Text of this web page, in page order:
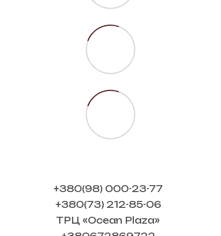
+380(98) 000-23-77
+380(73) 212-85-06
ТРЦ «Ocean Plaza»